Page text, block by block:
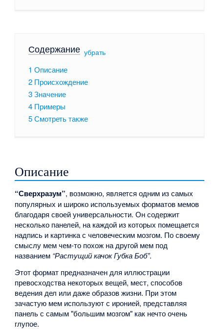
Содержание[ убрать]
1 Описание
2 Происхождение
3Значение
4 Примеры
5Смотреть также
Описание
“Сверхразум”, возможно, является одним из самых
популярных и широко используемых форматов мемов
благодаря своей универсальности. Он содержит
несколько панелей, на каждой из которых помещается
надпись и картинка с человеческим мозгом. По своему
смыслу мем чем-то похож на другой мем под
названием “Растущий качок Губка Боб”.
Этот формат предназначен для иллюстрации
превосходства некоторых вещей, мест, способов
ведения дел или даже образов жизни. При этом
зачастую мем используют с иронией, представляя
панель с самым "большим мозгом" как нечто очень
глупое.